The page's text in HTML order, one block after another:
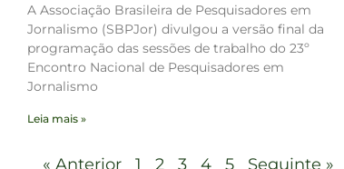
A Associação Brasileira de Pesquisadores em
Jornalismo (SBPJor) divulgou a versão final da
programação das sessões de trabalho do 23º
Encontro Nacional de Pesquisadores em
Jornalismo
Leia mais »
« Anterior 1 2 3 4 5 Seguinte »